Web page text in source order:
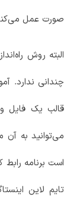
صورت عمل
البته روش
چندانی ندارد.
قالب یک فایل
می‌توانید به آن
است برنامه رابط
تایم لاین